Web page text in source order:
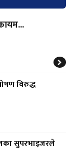
विरुद्ध
सुपरभाइजरले